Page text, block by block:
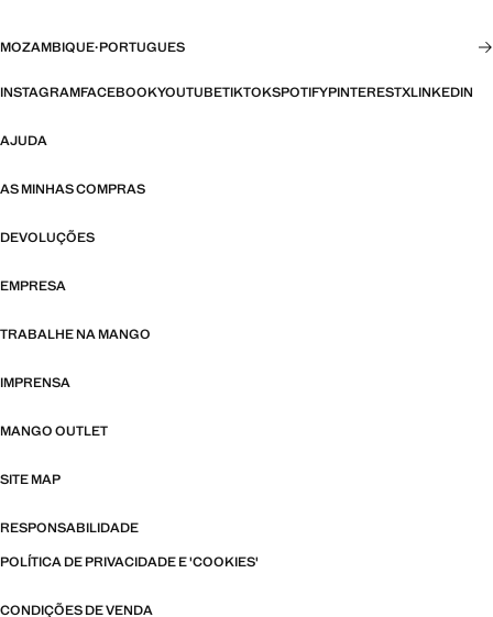
MOZAMBIQUE·PORTUGUES
INSTAGRAMFACEBOOKYOUTUBETIKTOKSPOTIFYPINTERESTXLINKEDIN
AJUDA
AS MINHAS COMPRAS
DEVOLUÇÕES
EMPRESA
TRABALHE NA MANGO
IMPRENSA
MANGO OUTLET
SITE MAP
RESPONSABILIDADE
POLÍTICA DE PRIVACIDADE E 'COOKIES'
CONDIÇÕES DE VENDA